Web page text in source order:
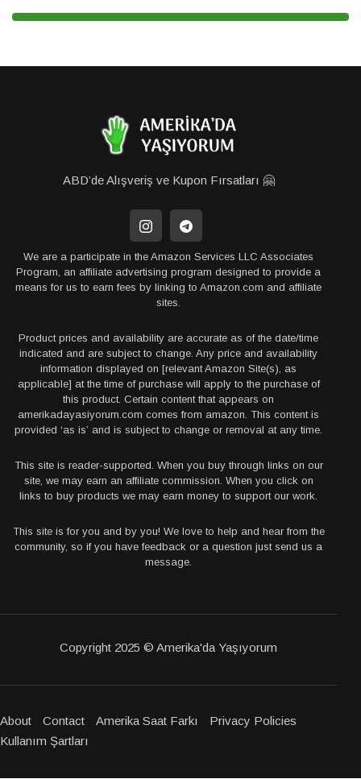
ABD’de Alışveriş ve Kupon Fırsatları 🤗
We are a participate in the Amazon Services LLC Associates
Program, an affiliate advertising program designed to provide a
means for us to earn fees by linking to Amazon.com and affiliate
sites.
Product prices and availability are accurate as of the date/time
indicated and are subject to change. Any price and availability
information displayed on [relevant Amazon Site(s), as
applicable] at the time of purchase will apply to the purchase of
this product. Certain content that appears on
amerikadayasiyorum.com comes from amazon. This content is
provided ‘as is’ and is subject to change or removal at any time.
This site is reader-supported. When you buy through links on our
site, we may earn an affiliate commission. When you click on
links to buy products we may earn money to support our work.
This site is for you and by you! We love to help and hear from the
community, so if you have feedback or a question just send us a
message.
Copyright 2025 © Amerika'da Yaşıyorum
About Contact Amerika Saat Farkı
Privacy Policies
Kullanım Şartları